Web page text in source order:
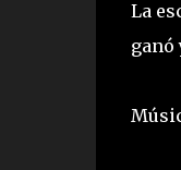
La
ganó